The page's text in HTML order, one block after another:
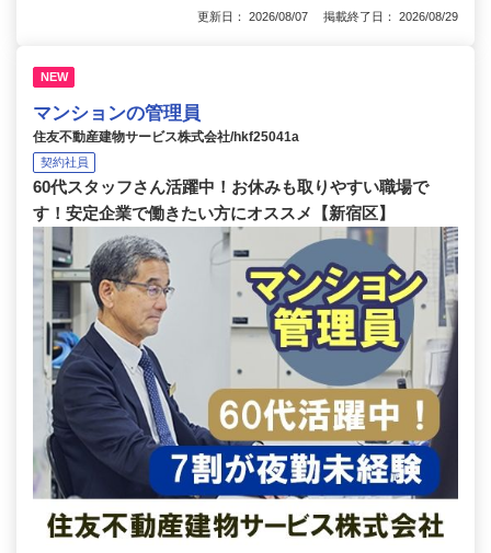
更新日： 2026/08/07 掲載終了日： 2026/08/29
NEW
マンションの管理員
住友不動産建物サービス株式会社/hkf25041a
契約社員
60代スタッフさん活躍中！お休みも取りやすい職場で
す！安定企業で働きたい方にオススメ【新宿区】